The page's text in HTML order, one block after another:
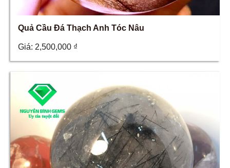
Quả Cầu Đá Thạch Anh Tóc Nâu
Giá: 2,500,000 ₫